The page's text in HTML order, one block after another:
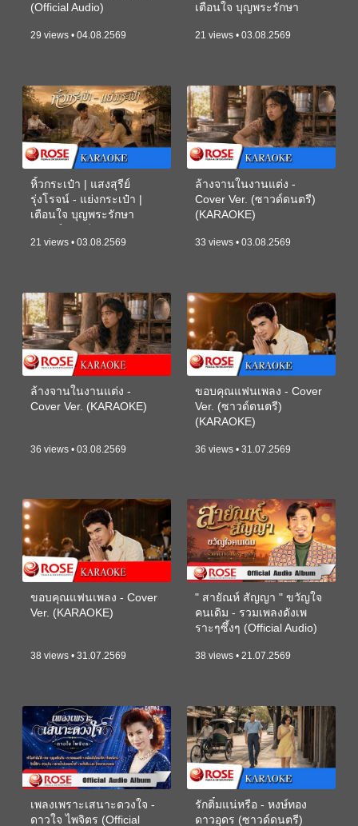
(Official Audio)
29 views • 04.08.2569
เตือนใจ บุญพระรักษา
21 views • 03.08.2569
หิ้วกระเป๋า | แสงสุรีย์
รุ่งโรจน์ - แย่งกระเป๋า |
เตือนใจ บุญพระรักษา
21 views • 03.08.2569
ล้างจานในงานแต่ง -
Cover Ver. (ซาวด์ดนตรี)
(KARAOKE)
33 views • 03.08.2569
ล้างจานในงานแต่ง -
Cover Ver. (KARAOKE)
36 views • 03.08.2569
ขอบคุณแฟนเพลง - Cover
Ver. (ซาวด์ดนตรี)
(KARAOKE)
36 views • 31.07.2569
ขอบคุณแฟนเพลง - Cover
Ver. (KARAOKE)
38 views • 31.07.2569
" สายัณห์ สัญญา " ขวัญใจ
คนเดิม - รวมเพลงดังเพ
ราะๆซึ้งๆ (Official Audio)
38 views • 21.07.2569
เพลงเพราะเสนาะดวงใจ -
ดาวใจ ไพจิตร (Official
รักติ๋มแน่หรือ - หงษ์ทอง
ดาวอุดร (ซาวด์ดนตรี)